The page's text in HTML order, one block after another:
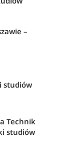
–
studiów
Technik
studiów